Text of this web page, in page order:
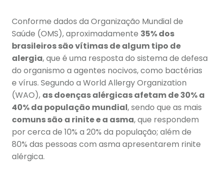
Conforme dados da Organização Mundial de
Saúde (OMS), aproximadamente 35% dos
brasileiros são vítimas de algum tipo de
alergia, que é uma resposta do sistema de defesa
do organismo a agentes nocivos, como bactérias
e vírus. Segundo a World Allergy Organization
(WAO), as doenças alérgicas afetam de 30% a
40% da população mundial, sendo que as mais
comuns são a rinite e a asma, que respondem
por cerca de 10% a 20% da população; além de
80% das pessoas com asma apresentarem rinite
alérgica.